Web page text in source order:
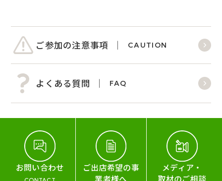
ご参加の注意事項 CAUTION
よくある質問 FAQ
お問い合わせ
ご出店希望の事
メディア・